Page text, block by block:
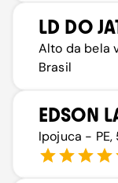
LD DO
Alto da bela
Brasil
EDSON
Ipojuca -